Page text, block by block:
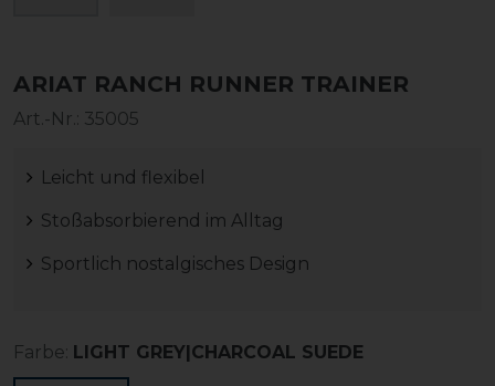
ARIAT RANCH RUNNER TRAINER
Art.-Nr.: 35005
Leicht und flexibel
Stoßabsorbierend im Alltag
Sportlich nostalgisches Design
Farbe: LIGHT GREY|CHARCOAL SUEDE